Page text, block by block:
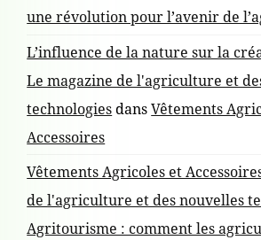
une révolution pour l’avenir de
L’influence de la nature sur la
Le magazine de l'agriculture et
technologiesdansVêtements
Accessoires
Vêtements Agricoles et
de l'agriculture et des nouvelles
Agritourisme : comment les